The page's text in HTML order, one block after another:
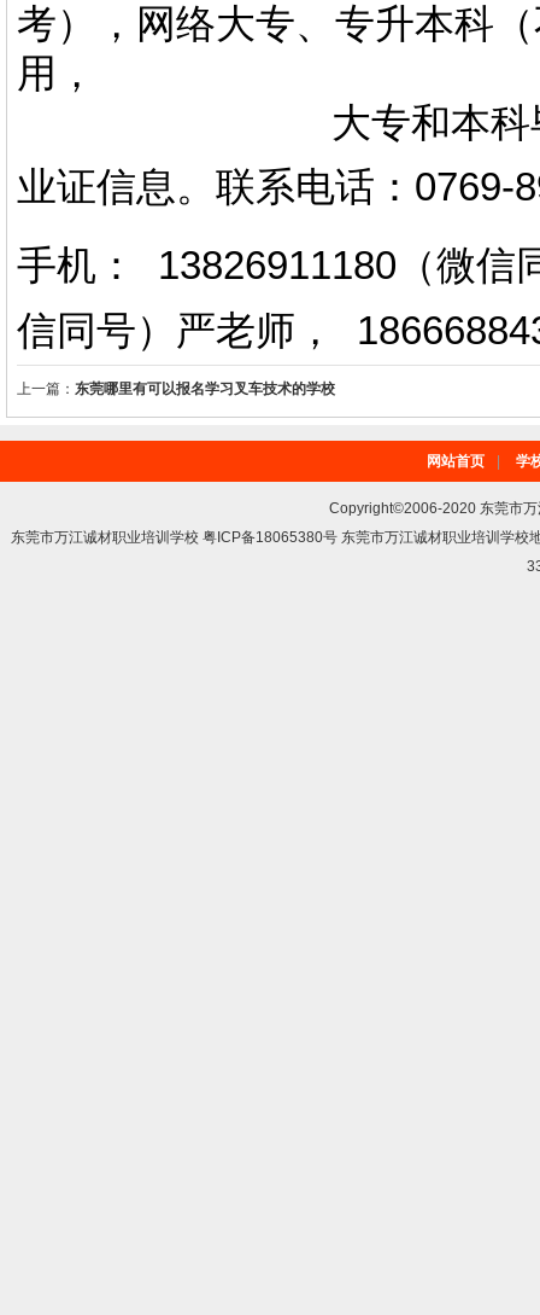
考），网络大专、专升本科
用，
大专和本科毕业证
业证信息。 联系电话 ： 0769-
手机： 13826911180（微信
信同号）严老师 ，
上一篇： 东莞哪里有可以报名学习叉车技术的学校
网站首页 学
Copyright©2006-2020 东莞市
东莞市万江诚材职业培训学校 粤ICP备18065380号 东莞市万江诚材职业培训学